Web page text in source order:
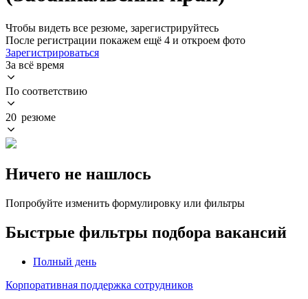
Чтобы видеть все резюме, зарегистрируйтесь
После регистрации покажем ещё 4 и откроем фото
Зарегистрироваться
За всё время
По соответствию
20 резюме
Ничего не нашлось
Попробуйте изменить формулировку или фильтры
Быстрые фильтры подбора вакансий
Полный день
Корпоративная поддержка сотрудников